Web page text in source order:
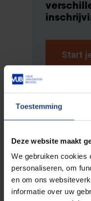
Toestemming
Deze website maakt
We gebruiken cookies
personaliseren, om
en om ons
informatie over uw
Start
antwoord